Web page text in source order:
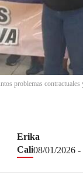
problemas contractuales
Erika
Cali08/01/2026 -